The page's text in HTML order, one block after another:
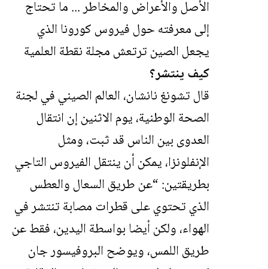
كيف ينتشر؟
قال تشونغ نانشان، العالم الصيني في لجنة
الصحة الوطنية، يوم الاثنين إن انتقال
العدوى بين الناس قد ثبت، ومثل
الإنفلونزا، يمكن أن ينتقل الفيروس التاجي
بطريقتين: “عن طريق السعال والعطس
الذي تحتوي على قطرات مصابة تنتشر في
الهواء، ولكن أيضا بواسطة اليدين، فقط عن
طريق اللمس، ويوضح البروفيسور جان